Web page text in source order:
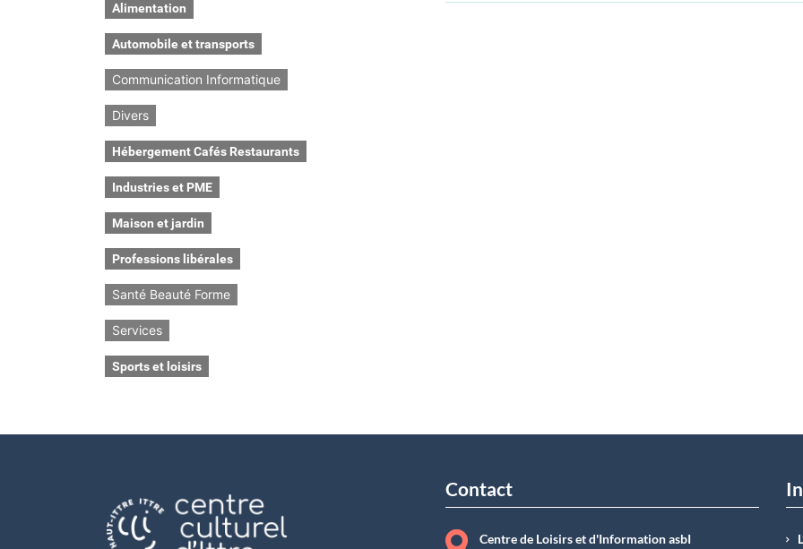
Alimentation
Automobile et transports
Communication Informatique
Divers
Hébergement Cafés Restaurants
Industries et PME
Maison et jardin
Professions libérales
Santé Beauté Forme
Services
Sports et loisirs
Contact
Centre de Loisirs et d'Information asbI